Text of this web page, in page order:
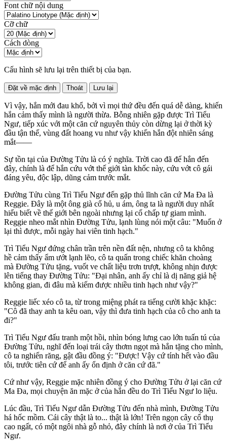
Font chữ nội dung
Cỡ chữ
Cách dòng
Cấu hình sẽ lưu lại trên thiết bị của bạn.
Đặt về mặc định Thoát Lưu lại
Vì vậy, hắn mới đau khổ, bởi vì mọi thứ đều đến quá dễ dàng, khiến
hắn cảm thấy mình là người thừa. Bỗng nhiên gặp được Trì Tiểu
Ngư, tiếp xúc với một căn cứ nguyên thủy còn dừng lại ở thời kỳ
đầu tận thế, vùng đất hoang vu như vậy khiến hắn đột nhiên sáng
mắt——
Sự tồn tại của Đường Tửu là có ý nghĩa. Trời cao đã để hắn đến
đây, chính là để hắn cứu vớt thế giới tàn khốc này, cứu vớt cô gái
đáng yêu, độc lập, dũng cảm trước mắt.
Đường Tửu cùng Trì Tiểu Ngư đến gặp thủ lĩnh căn cứ Ma Đa là
Reggie. Đây là một ông già cổ hủ, u ám, ông ta là người duy nhất
hiểu biết về thế giới bên ngoài nhưng lại cố chấp tự giam mình.
Reggie nheo mắt nhìn Đường Tửu, lạnh lùng nói một câu: "Muốn ở
lại thì được, mỗi ngày hai viên tinh hạch."
Trì Tiểu Ngư đứng chân trần trên nền đất nện, nhưng cô ta không
hề cảm thấy ẩm ướt lạnh lẽo, cô ta quấn trong chiếc khăn choàng
mà Đường Tửu tặng, vuốt ve chất liệu trơn trượt, không nhịn được
lên tiếng thay Đường Tửu: "Đại nhân, anh ấy chỉ là dị năng giả hệ
không gian, đi đâu mà kiếm được nhiều tinh hạch như vậy?"
Reggie liếc xéo cô ta, từ trong miệng phát ra tiếng cười khặc khặc:
"Cô đã thay anh ta kêu oan, vậy thì đưa tinh hạch của cô cho anh ta
đi?"
Trì Tiểu Ngư đấu tranh một hồi, nhìn bóng lưng cao lớn tuấn tú của
Đường Tửu, nghĩ đến loại trái cây thơm ngọt mà hắn tặng cho mình,
cô ta nghiến răng, gật đầu đồng ý: "Được! Vậy cứ tính hết vào đầu
tôi, trước tiên cứ để anh ấy ổn định ở căn cứ đã."
Cứ như vậy, Reggie mặc nhiên đồng ý cho Đường Tửu ở lại căn cứ
Ma Đa, mọi chuyện ăn mặc ở của hắn đều do Trì Tiểu Ngư lo liệu.
Lúc đầu, Trì Tiểu Ngư dẫn Đường Tửu đến nhà mình, Đường Tửu
há hốc mồm. Cái cây thật là to... thật là lớn! Trên ngọn cây cổ thụ
cao ngất, có một ngôi nhà gỗ nhỏ, đây chính là nơi ở của Trì Tiểu
Ngư.